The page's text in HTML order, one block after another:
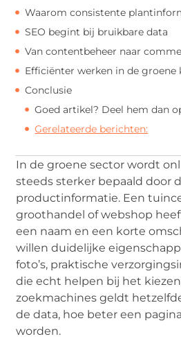
Waarom consistente
SEO begint bij bruikbare data
Van contentbeheer naar
Efficiënter werken in de groene
Conclusie
Goed artikel? Deel hem dan
Gerelateerde berichten:
In de groene sector wordt
steeds sterker bepaald door
productinformatie. Een
groothandel of webshop
een naam en een korte
willen duidelijke
foto’s, praktische
die echt helpen bij het
zoekmachines geldt
de data, hoe beter een
worden.